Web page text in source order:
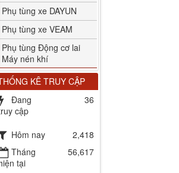
Phụ tùng xe DAYUN
Phụ tùng xe VEAM
Phụ tùng Động cơ lai
Máy nén khí
KÊ TRUY CẬP
Đang
cập
36
Hôm nay
2,418
Tháng
tại
56,617